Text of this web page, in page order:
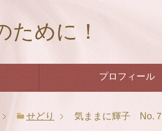
ために！
プロフィール
せどり 気ままに輝子 No.７